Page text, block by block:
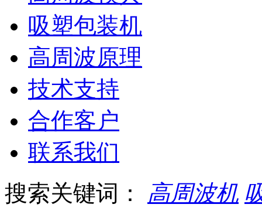
吸塑包装机
高周波原理
技术支持
合作客户
联系我们
搜索关键词： 高周波机